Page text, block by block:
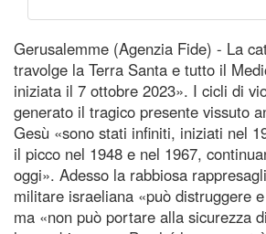
Gerusalemme (Agenzia Fide) - La
travolge la Terra Santa e tutto il
iniziata il 7 ottobre 2023». I cicli di
generato il tragico presente vissuto
Gesù «sono stati infiniti, iniziati nel
il picco nel 1948 e nel 1967,
oggi». Adesso la rabbiosa
militare israeliana «può distruggere
ma «non può portare alla sicurezza